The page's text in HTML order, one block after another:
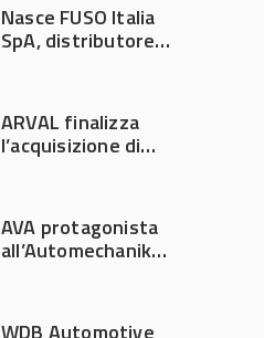
Nasce FUSO Italia
SpA, distributore
ARVAL finalizza
l’acquisizione di
AVA protagonista
all’Automechanika